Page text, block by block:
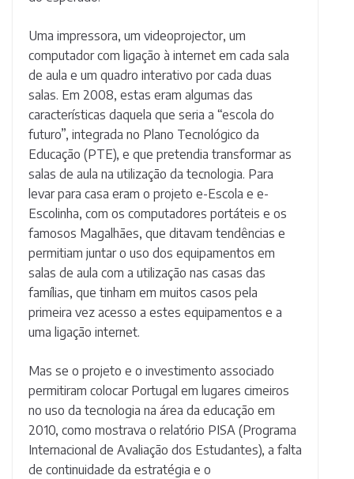
Uma impressora, um videoprojector, um
computador com ligação à internet em cada sala
de aula e um quadro interativo por cada duas
salas. Em 2008, estas eram algumas das
características daquela que seria a “escola do
futuro”, integrada no Plano Tecnológico da
Educação (PTE), e que pretendia transformar as
salas de aula na utilização da tecnologia. Para
levar para casa eram o projeto e-Escola e e-
Escolinha, com os computadores portáteis e os
famosos Magalhães, que ditavam tendências e
permitiam juntar o uso dos equipamentos em
salas de aula com a utilização nas casas das
famílias, que tinham em muitos casos pela
primeira vez acesso a estes equipamentos e a
uma ligação internet.
Mas se o projeto e o investimento associado
permitiram colocar Portugal em lugares cimeiros
no uso da tecnologia na área da educação em
2010, como mostrava o relatório PISA (Programa
Internacional de Avaliação dos Estudantes), a falta
de continuidade da estratégia e o